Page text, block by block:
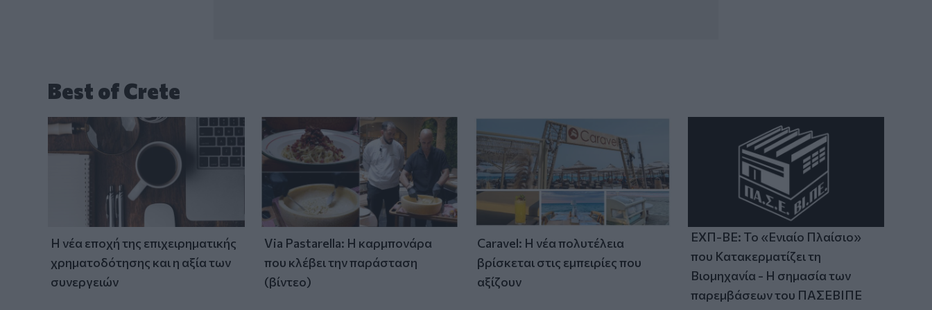
Best of Crete
Η νέα εποχή της επιχειρηματικής
χρηματοδότησης και η αξία των
συνεργειών
Via Pastarella: Η καρμπονάρα
που κλέβει την παράσταση
(βίντεο)
Caravel: Η νέα πολυτέλεια
βρίσκεται στις εμπειρίες που
αξίζουν
ΕΧΠ-ΒΕ: Το «Ενιαίο Πλαίσιο»
που Κατακερματίζει τη
Βιομηχανία - Η σημασία των
παρεμβάσεων του ΠΑΣΕΒΙΠΕ